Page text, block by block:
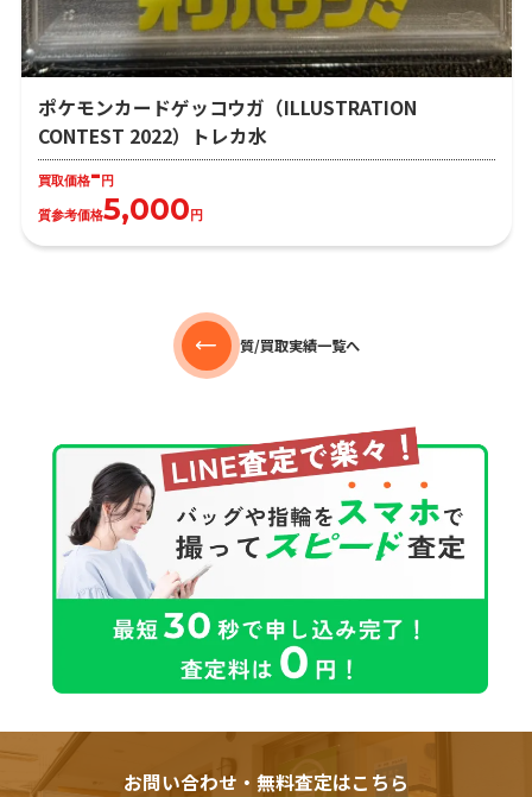
ポケモンカードゲッコウガ（ILLUSTRATION
CONTEST 2022）トレカ水
買取価格- 円
質参考価格5,000 円
質/買取実績一覧へ
お問い合わせ・無料査定はこちら